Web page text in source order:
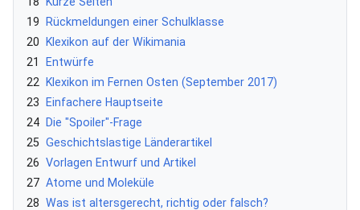
19
Rückmeldungen einer Schulklasse
20
Klexikon auf der Wikimania
21
Entwürfe
22
Klexikon im Fernen Osten (September 2017)
23
Einfachere Hauptseite
24
Die "Spoiler"-Frage
25 Geschichtslastige Länderartikel
26 Vorlagen Entwurf und Artikel
27 Atome und Moleküle
28 Was ist altersgerecht, richtig oder falsch?